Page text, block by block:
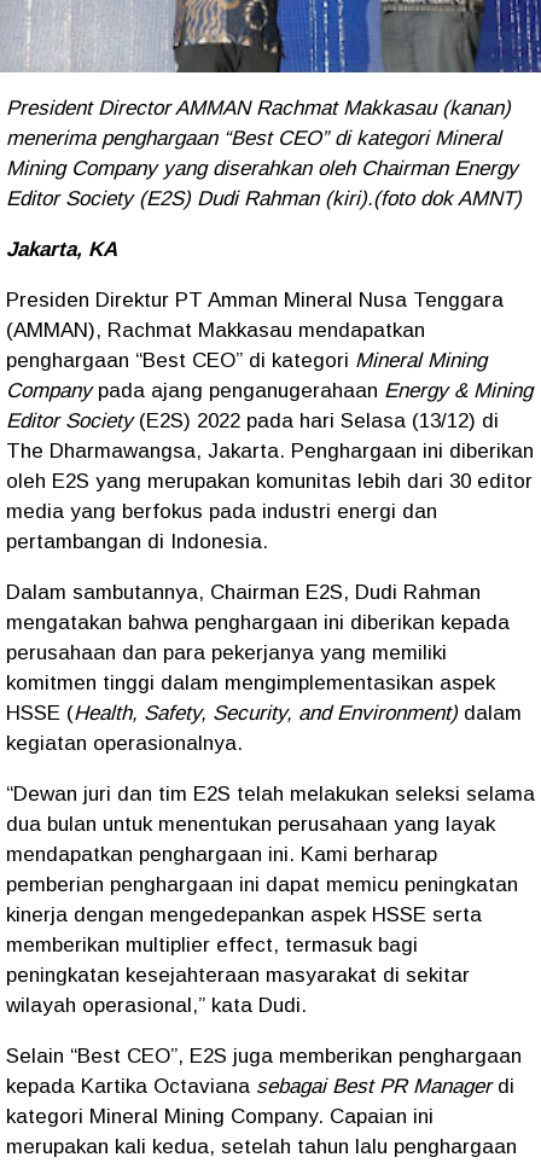
President Director AMMAN Rachmat Makkasau (kanan)
menerima penghargaan “Best CEO” di kategori Mineral
Mining Company yang diserahkan oleh Chairman Energy
Editor Society (E2S) Dudi Rahman (kiri).(foto dok AMNT)
Jakarta, KA
Presiden Direktur PT Amman Mineral Nusa Tenggara
(AMMAN), Rachmat Makkasau mendapatkan
penghargaan “Best CEO” di kategori Mineral Mining
Companypada ajang penganugerahaan Energy & Mining
Editor Society (E2S) 2022 pada hari Selasa (13/12) di
The Dharmawangsa, Jakarta. Penghargaan ini diberikan
oleh E2S yang merupakan komunitas lebih dari 30 editor
media yang berfokus pada industri energi dan
pertambangan di Indonesia.
Dalam sambutannya, Chairman E2S, Dudi Rahman
mengatakan bahwa penghargaan ini diberikan kepada
perusahaan dan para pekerjanya yang memiliki
komitmen tinggi dalam mengimplementasikan aspek
HSSE (Health, Safety, Security, and Environment) dalam
kegiatan operasionalnya.
“Dewan juri dan tim E2S telah melakukan seleksi selama
dua bulan untuk menentukan perusahaan yang layak
mendapatkan penghargaan ini. Kami berharap
pemberian penghargaan ini dapat memicu peningkatan
kinerja dengan mengedepankan aspek HSSE serta
memberikan multiplier effect, termasuk bagi
peningkatan kesejahteraan masyarakat di sekitar
wilayah operasional,” kata Dudi.
Selain “Best CEO”, E2S juga memberikan penghargaan
kepada Kartika Octaviana sebagai Best PR Manager di
kategori Mineral Mining Company. Capaian ini
merupakan kali kedua, setelah tahun lalu penghargaan